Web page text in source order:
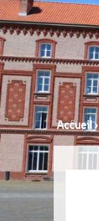
Accueil›